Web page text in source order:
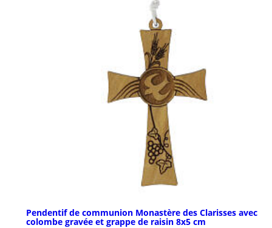
Pendentif de communion Monastère des Clarisses avec
colombe gravée et grappe de raisin 8x5 cm